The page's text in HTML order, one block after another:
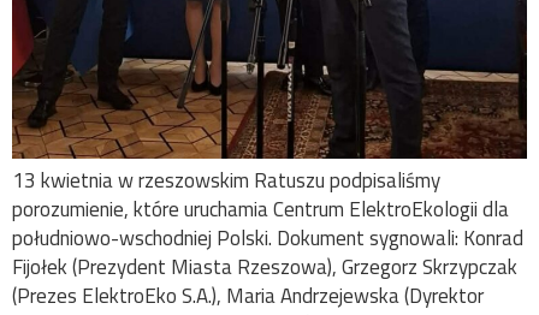
13 kwietnia w rzeszowskim Ratuszu podpisaliśmy
porozumienie, które uruchamia Centrum ElektroEkologii dla
południowo-wschodniej Polski. Dokument sygnowali: Konrad
Fijołek (Prezydent Miasta Rzeszowa), Grzegorz Skrzypczak
(Prezes ElektroEko S.A.), Maria Andrzejewska (Dyrektor